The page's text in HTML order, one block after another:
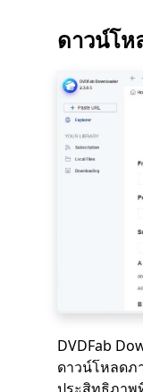
ดาวน์โห
DVDFab
ดาวน์โหลดภ